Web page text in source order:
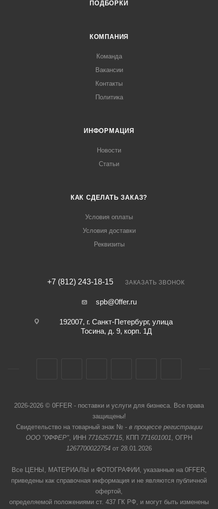
ПОДБОРКИ
КОМПАНИЯ
Команда
Вакансии
Контакты
Политика
ИНФОРМАЦИЯ
Новости
Статьи
КАК СДЕЛАТЬ ЗАКАЗ?
Условия оплаты
Условия доставки
Реквизиты
+7 (812) 243-18-15 ЗАКАЗАТЬ ЗВОНОК
spb@0ffer.ru
192007, г. Санкт-Петербург, улица
Тосина, д. 9, корп. 1Д
2026-2026 © 0FFER - поставки и услуги для бизнеса. Все права
защищены!
Свидетельство на товарный знак № - в процессе регистрации
ООО "0ФФЕР", ИНН 7716257715, КПП 771601001, ОГРН
1267700022754 от 28.01.2026
Все ЦЕНЫ, МАТЕРИАЛЫ и ФОТОГРАФИИ, указанные на 0FFER,
приведены как справочная информация и не являются публичной
офертой,
определяемой положениями ст. 437 ГК РФ, и могут быть изменены